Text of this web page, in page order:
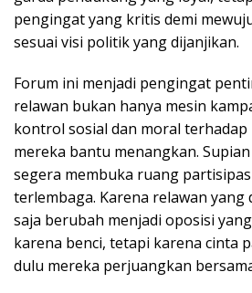
pengingat yang kritis demi
sesuai visi politik yang dijanjikan.
Forum ini menjadi pengingat
relawan bukan hanya mesin
kontrol sosial dan moral
mereka bantu menangkan.
segera membuka ruang
terlembaga. Karena relawan yang
saja berubah menjadi oposisi
karena benci, tetapi karena cinta
dulu mereka perjuangkan